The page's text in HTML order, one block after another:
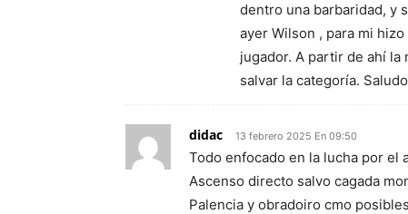
dentro una barbaridad, y
ayer Wilson , para mi
jugador. A partir de ahí
salvar la categoría.
didac 13 febrero 2025 En 09:50
Todo enfocado en la lucha por el
Ascenso directo salvo cagada
Palencia y obradoiro cmo